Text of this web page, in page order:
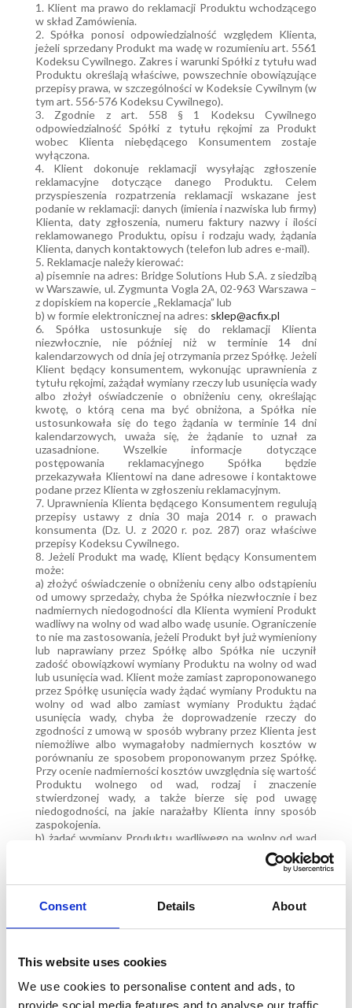
Consent Details About
This website uses cookies
We use cookies to personalise content and ads, to
provide social media features and to analyse our traffic.
1. Klient ma prawo do reklamacji Produktu wchodzącego
w skład Zamówienia.
2. Spółka ponosi odpowiedzialność względem Klienta,
jeżeli sprzedany Produkt ma wadę w rozumieniu art. 5561
Kodeksu Cywilnego. Zakres i warunki Spółki z tytułu wad
Produktu określają właściwe, powszechnie obowiązujące
przepisy prawa, w szczególności w Kodeksie Cywilnym (w
tym art. 556-576 Kodeksu Cywilnego).
3. Zgodnie z art. 558 § 1 Kodeksu Cywilnego
odpowiedzialność Spółki z tytułu rękojmi za Produkt
wobec Klienta niebędącego Konsumentem zostaje
wyłączona.
4. Klient dokonuje reklamacji wysyłając zgłoszenie
reklamacyjne dotyczące danego Produktu. Celem
przyspieszenia rozpatrzenia reklamacji wskazane jest
podanie w reklamacji: danych (imienia i nazwiska lub firmy)
Klienta, daty zgłoszenia, numeru faktury nazwy i ilości
reklamowanego Produktu, opisu i rodzaju wady, żądania
Klienta, danych kontaktowych (telefon lub adres e-mail).
5. Reklamacje należy kierować:
a) pisemnie na adres: Bridge Solutions Hub S.A. z siedzibą
w Warszawie, ul. Zygmunta Vogla 2A, 02-963 Warszawa –
z dopiskiem na kopercie „Reklamacja” lub
b) w formie elektronicznej na adres: sklep@acfix.pl
6. Spółka ustosunkuje się do reklamacji Klienta
niezwłocznie, nie później niż w terminie 14 dni
kalendarzowych od dnia jej otrzymania przez Spółkę. Jeżeli
Klient będący konsumentem, wykonując uprawnienia z
tytułu rękojmi, zażądał wymiany rzeczy lub usunięcia wady
albo złożył oświadczenie o obniżeniu ceny, określając
kwotę, o którą cena ma być obniżona, a Spółka nie
ustosunkowała się do tego żądania w terminie 14 dni
kalendarzowych, uważa się, że żądanie to uznał za
uzasadnione. Wszelkie informacje dotyczące
postępowania reklamacyjnego Spółka będzie
przekazywała Klientowi na dane adresowe i kontaktowe
podane przez Klienta w zgłoszeniu reklamacyjnym.
7. Uprawnienia Klienta będącego Konsumentem regulują
przepisy ustawy z dnia 30 maja 2014 r. o prawach
konsumenta (Dz. U. z 2020 r. poz. 287) oraz właściwe
przepisy Kodeksu Cywilnego.
8. Jeżeli Produkt ma wadę, Klient będący Konsumentem
może:
a) złożyć oświadczenie o obniżeniu ceny albo odstąpieniu
od umowy sprzedaży, chyba że Spółka niezwłocznie i bez
nadmiernych niedogodności dla Klienta wymieni Produkt
wadliwy na wolny od wad albo wadę usunie. Ograniczenie
to nie ma zastosowania, jeżeli Produkt był już wymieniony
lub naprawiany przez Spółkę albo Spółka nie uczynił
zadość obowiązkowi wymiany Produktu na wolny od wad
lub usunięcia wad. Klient może zamiast zaproponowanego
przez Spółkę usunięcia wady żądać wymiany Produktu na
wolny od wad albo zamiast wymiany Produktu żądać
usunięcia wady, chyba że doprowadzenie rzeczy do
zgodności z umową w sposób wybrany przez Klienta jest
niemożliwe albo wymagałoby nadmiernych kosztów w
porównaniu ze sposobem proponowanym przez Spółkę.
Przy ocenie nadmierności kosztów uwzględnia się wartość
Produktu wolnego od wad, rodzaj i znaczenie
stwierdzonej wady, a także bierze się pod uwagę
niedogodności, na jakie narażałby Klienta inny sposób
zaspokojenia.
b) żądać wymiany Produktu wadliwego na wolny od wad
albo usunięcia wady. Spółka jest obowiązana wymienić
Produkt wadliwy na wolny od wad lub usunąć wadę w
Klienta, jeżeli doprowadzenie do zgodności z umową
Klienta jest niemożliwe lub w porównaniu z drugim
umową sprzedaży wymagałoby nadmiernych kosztów.